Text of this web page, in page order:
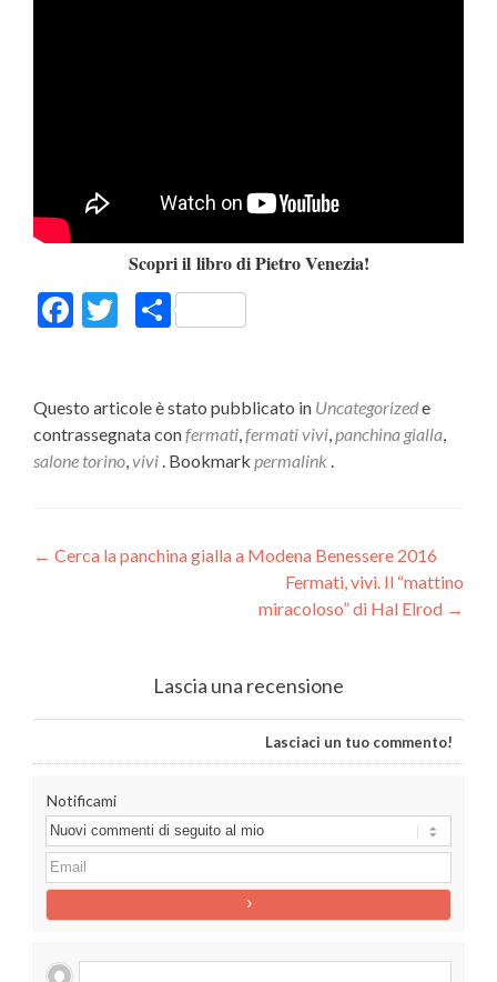
Scopri il libro di Pietro Venezia!
FacebookTwitterCondividi
Questo articole è stato pubblicato in Uncategorizede
contrassegnata confermati,fermati vivi,panchina gialla,
salone torino,vivi . Bookmark permalink .
Navigazione articolo
← Cerca la panchina gialla a Modena Benessere 2016
Fermati, vivi. Il “mattino
miracoloso” di Hal Elrod →
Lascia una recensione
Lasciaci un tuo commento!
Notificami